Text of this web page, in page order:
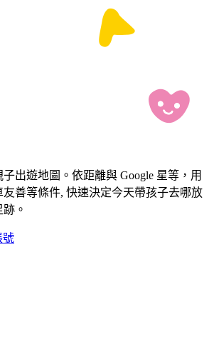
出遊地圖。依距離與 Google 星等，用
善等條件, 快速決定今天帶孩子去哪放
。
號